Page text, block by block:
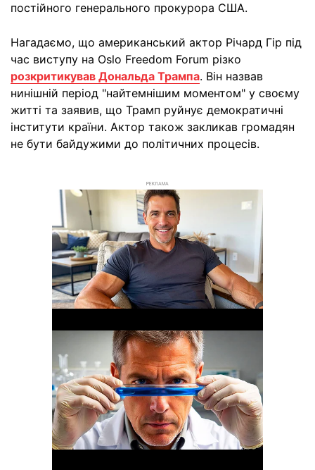
постійного генерального прокурора США.
Нагадаємо, що американський актор Річард Гір під
час виступу на Oslo Freedom Forum різко
розкритикував Дональда Трампа. Він назвав
нинішній період "найтемнішим моментом" у своєму
житті та заявив, що Трамп руйнує демократичні
інститути країни. Актор також закликав громадян
не бути байдужими до політичних процесів.
РЕКЛАМА